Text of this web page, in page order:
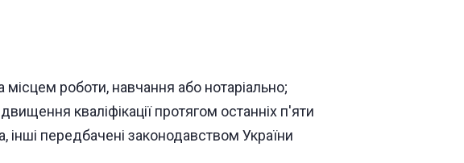
роботи, навчання або нотаріально;
кваліфікації протягом останніх п'яти
інші передбачені законодавством України